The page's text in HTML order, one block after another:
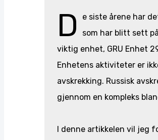
D
e siste årene har
som har blitt sett
viktig enhet, GRU Enhet
Enhetens aktiviteter er
avskrekking. Russisk
gjennom en kompleks
I denne artikkelen vil jeg